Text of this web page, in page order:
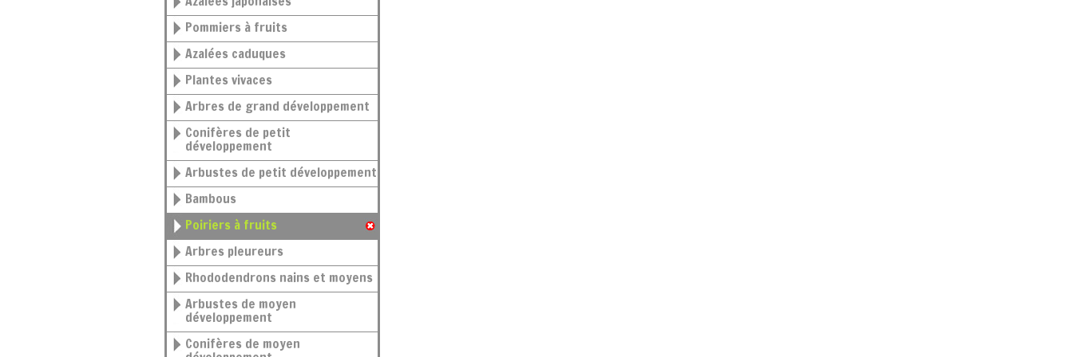
Pommiers à fruits
Azalées caduques
Plantes vivaces
Arbres de grand développement
Conifères de petit
développement
Arbustes de petit développement
Bambous
Poiriers à fruits
Arbres pleureurs
Rhododendrons nains et moyens
Arbustes de moyen
développement
Conifères de moyen